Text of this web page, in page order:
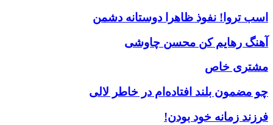
اسب تروا! نفوذ ظاهرا دوستانه دشمن
آهنگ رهایم کن محسن چاوشی
مشتری خاص
چو مضمون بلند افتاده‌ام در خاطر لالی
فرزند زمانه خود بودن!